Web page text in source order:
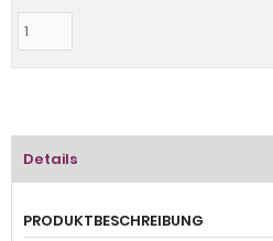
Details
PRODUKTBESCHREIBUNG